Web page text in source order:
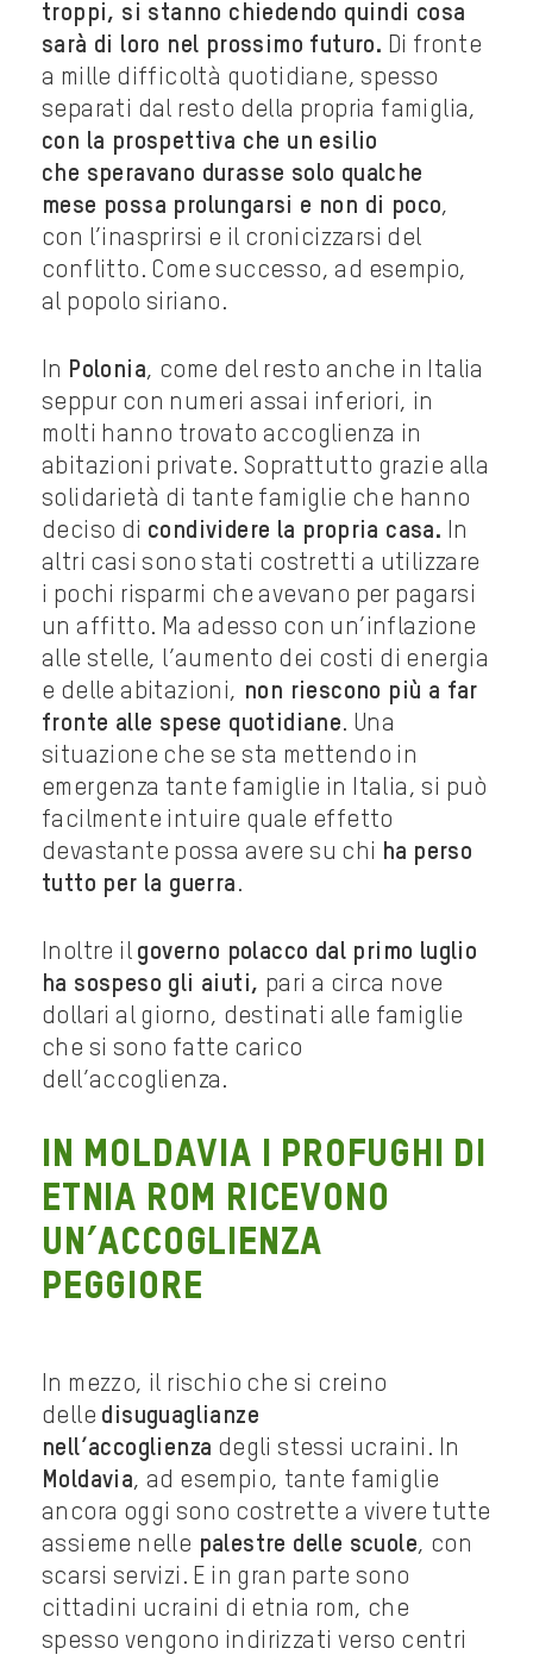
troppi, si stanno chiedendo quindi cosa
sarà di loro nel prossimo futuro. Di fronte
a mille difficoltà quotidiane, spesso
separati dal resto della propria famiglia,
con la prospettiva che un esilio
che speravano durasse solo qualche
mese possa prolungarsi e non di poco,
con l’inasprirsi e il cronicizzarsi del
conflitto. Come successo, ad esempio,
al popolo siriano.
In Polonia, come del resto anche in Italia
seppur con numeri assai inferiori, in
molti hanno trovato accoglienza in
abitazioni private. Soprattutto grazie alla
solidarietà di tante famiglie che hanno
deciso di condividere la propria casa. In
altri casi sono stati costretti a utilizzare
i pochi risparmi che avevano per pagarsi
un affitto. Ma adesso con un’inflazione
alle stelle, l’aumento dei costi di energia
e delle abitazioni, non riescono più a far
fronte alle spese quotidiane. Una
situazione che se sta mettendo in
emergenza tante famiglie in Italia, si può
facilmente intuire quale effetto
devastante possa avere su chi ha perso
tutto per la guerra .
Inoltre il governo polacco dal primo luglio
ha sospeso gli aiuti, pari a circa nove
dollari al giorno, destinati alle famiglie
che si sono fatte carico
dell’accoglienza.
In Moldavia i profughi di
etnia rom ricevono
un’accoglienza
peggiore
In mezzo, il rischio che si creino
delle disuguaglianze
nell’accoglienza degli stessi ucraini. In
Moldavia, ad esempio, tante famiglie
ancora oggi sono costrette a vivere tutte
assieme nelle palestre delle scuole, con
scarsi servizi. E in gran parte sono
cittadini ucraini di etnia rom, che
spesso vengono indirizzati verso centri